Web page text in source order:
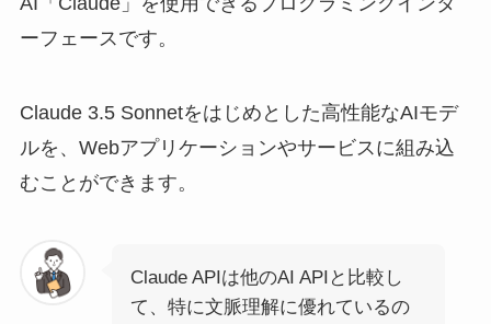
ーフェースです。
Claude 3.5 Sonnetをはじめとした高性能なAIモデ
ルを、Webアプリケーションやサービスに組み込
むことができます。
Claude APIは他のAI APIと比較し
て、特に文脈理解に優れているの